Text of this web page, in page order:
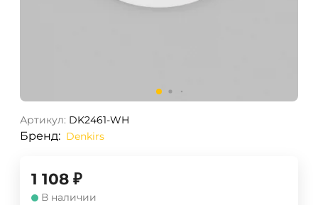
Артикул: DK2461-WH
Бренд: Denkirs
1 108 ₽
В наличии